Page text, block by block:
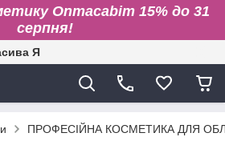
Onmacabim 15% до 31
серпня!
Я
ПРОФЕСІЙНА КОСМЕТИКА ДЛЯ